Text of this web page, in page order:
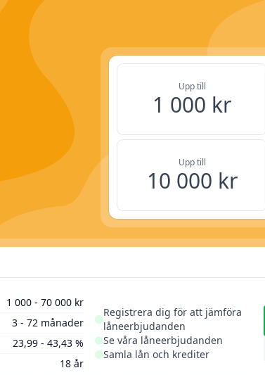
Upp till
1 000 kr
Upp till
10 000 kr
25 000 kr
800 000 kr
Löptid
3 månader
1 000 - 70 000 kr
3 - 72 månader
23,99 - 43,43 %
18 år
Registrera dig för att jämföra
låneerbjudanden
Se våra låneerbjudanden
Samla lån och krediter